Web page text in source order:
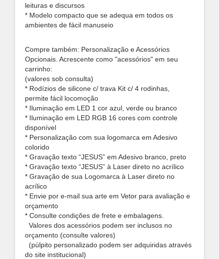
leituras e discursos
* Modelo compacto que se adequa em todos os
ambientes de fácil manuseio
Compre também: Personalização e Acessórios
Opcionais. Acrescente como "acessórios" em seu
carrinho:
(valores sob consulta)
* Rodízios de silicone c/ trava Kit c/ 4 rodinhas,
permite fácil locomoção
* Iluminação em LED 1 cor azul, verde ou branco
* Iluminação em LED RGB 16 cores com controle
disponível
* Personalização com sua logomarca em Adesivo
colorido
* Gravação texto “JESUS” em Adesivo branco, preto
* Gravação texto “JESUS” à Laser direto no acrílico
* Gravação de sua Logomarca à Laser direto no
acrílico
* Envie por e-mail sua arte em Vetor para avaliação e
orçamento
* Consulte condições de frete e embalagens.
Valores dos acessórios podem ser inclusos no
orçamento (consulte valores)
(púlpito personalizado podem ser adquiridas através
do site institucional)